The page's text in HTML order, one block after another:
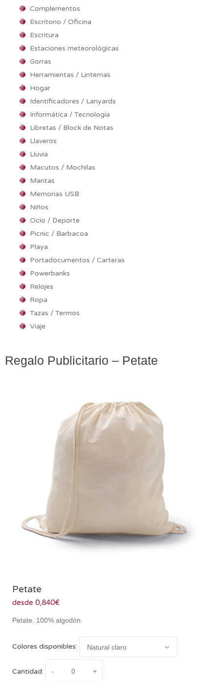
Complementos
Escritorio / Oficina
Escritura
Estaciones meteorológicas
Gorras
Herramientas / Linternas
Hogar
Identificadores / Lanyards
Informática / Tecnología
Libretas / Block de Notas
Llaveros
Lluvia
Macutos / Mochilas
Mantas
Memorias USB
Niños
Ocio / Deporte
Picnic / Barbacoa
Playa
Portadocumentos / Carteras
Powerbanks
Relojes
Ropa
Tazas / Termos
Viaje
Regalo Publicitario – Petate
Petate
desde 0,840€
Petate. 100% algodón.
Colores disponibles:
Cantidad: